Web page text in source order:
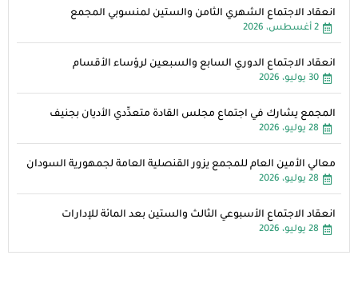
انعقاد الاجتماع الشهري الثامن والستين لمنسوبي المجمع
2 أغسطس، 2026
انعقاد الاجتماع الدوري السابع والسبعين لرؤساء الأقسام
30 يوليو، 2026
المجمع يشارك في اجتماع مجلس القادة متعدِّدي الأديان بجنيف
28 يوليو، 2026
معالي الأمين العام للمجمع يزور القنصلية العامة لجمهورية السودان
28 يوليو، 2026
انعقاد الاجتماع الأسبوعي الثالث والستين بعد المائة للإدارات
28 يوليو، 2026